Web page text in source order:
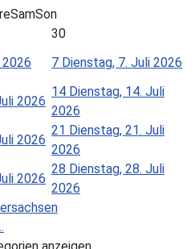
SamSon
30
7 Dienstag, 7. Juli 2026
2026
14 Dienstag, 14. Juli
2026
2026
21 Dienstag, 21. Juli
2026
2026
28 Dienstag, 28. Juli
2026